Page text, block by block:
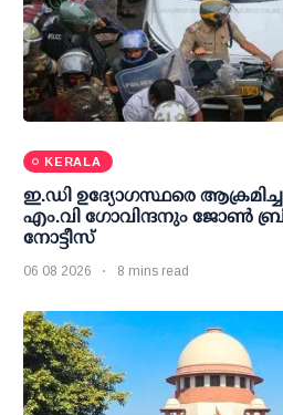
KERALA
ഇ.ഡി ഉദ്യോഗസ്ഥരെ
എം.വി ഗോവിന്ദനും ജോണ്‍
നോട്ടീസ്
06 08 2026 8 mins read